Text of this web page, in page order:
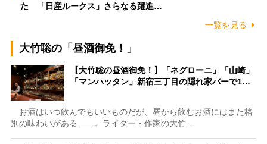
た 「日産ルークス」さらなる躍進…
一覧を見る
大竹聡の「昼酒御免！」
【大竹聡の昼酒御免！】「ネグローニ」「山崎」
「マンハッタン」新宿三丁目の隠れ家バーで1…
お酒はいつ飲んでもいいものだが、昼から飲むお酒にはまた格
別の味わいがある――。ライター・作家の大竹…